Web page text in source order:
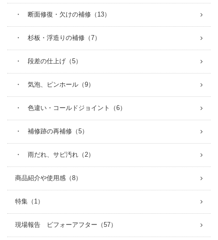
・ 断面修復・欠けの補修（13）
・ 杉板・浮造りの補修（7）
・ 段差の仕上げ（5）
・ 気泡、ピンホール（9）
・ 色違い・コールドジョイント（6）
・ 補修跡の再補修（5）
・ 雨だれ、サビ汚れ（2）
商品紹介や使用感（8）
特集（1）
現場報告 ビフォーアフター（57）